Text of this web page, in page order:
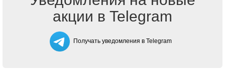
акции в Telegram
Получать уведомления в Telegram